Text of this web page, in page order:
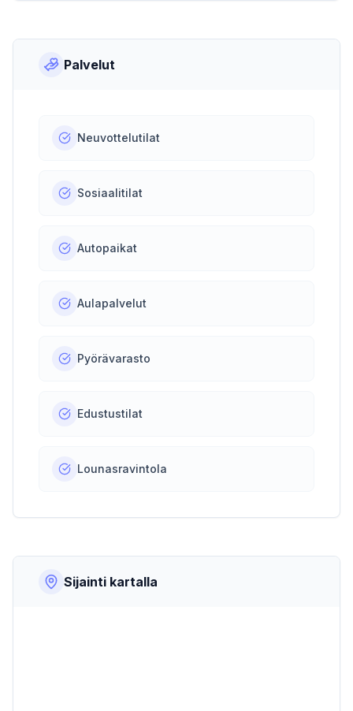
Palvelut
Neuvottelutilat
Sosiaalitilat
Autopaikat
Aulapalvelut
Pyörävarasto
Edustustilat
Lounasravintola
Sijainti kartalla